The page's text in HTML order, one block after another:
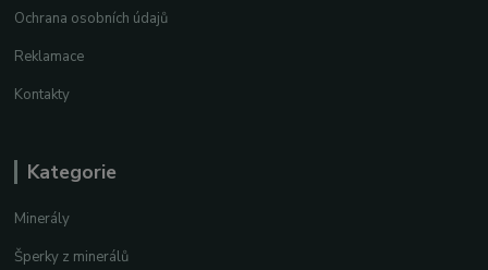
Ochrana osobních údajů
Reklamace
Kontakty
Kategorie
Minerály
Šperky z minerálů